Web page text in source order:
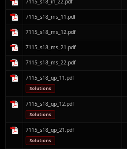
7115_s18_in_22.pdf
7115_s18_ms_11.pdf
7115_s18_ms_12.pdf
7115_s18_ms_21.pdf
7115_s18_ms_22.pdf
7115_s18_qp_11.pdf
Solutions
7115_s18_qp_12.pdf
Solutions
7115_s18_qp_21.pdf
Solutions